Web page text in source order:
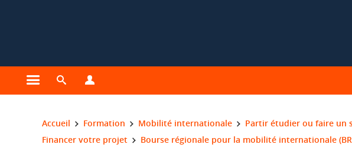
Ouvrir le menu principal
Ouvrir le moteur de recherche
Vous êtes ici :
Accueil Formation Mobilité internationale Partir étudier ou faire un
Financer votre projet
Bourse régionale pour la mobilité internationale